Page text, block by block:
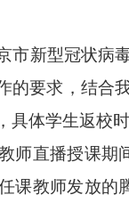
市新型冠状病
要求，结合
，具体学生返
师直播授课
课教师发放